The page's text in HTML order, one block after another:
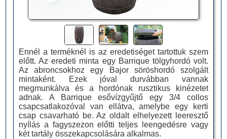
Ennél a terméknél is az eredetiséget tartottuk szem
előtt. Az eredeti minta egy Barrique tölgyhordó volt.
Az abroncsokhoz egy Bajor söröshordó szolgált
mintaként. Ezek jóval durvábban vannak
megmunkálva és a hordónak rusztikus kinézetet
adnak. A Barrique esővízgyűjtő egy 3/4 collos
csapcsatlakozóval van ellátva, amelybe egy kerti
csap csavarható be. Az oldalt elhelyezett leeresztő
nyílás a fagyszezon előtti teljes leengedésre vagy
két tartály összekapcsolására alkalmas.